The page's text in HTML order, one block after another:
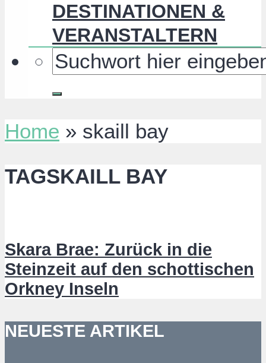
DESTINATIONEN &
VERANSTALTERN
Home » skaill bay
TAGSKAILL BAY
Skara Brae: Zurück in die
Steinzeit auf den schottischen
Orkney Inseln
NEUESTE ARTIKEL